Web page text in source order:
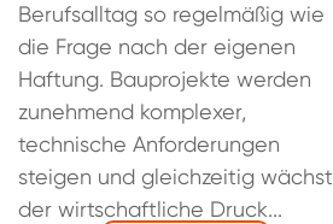
Berufsalltag so regelmäßig wie
die Frage nach der eigenen
Haftung. Bauprojekte werden
zunehmend komplexer,
technische Anforderungen
steigen und gleichzeitig wächst
der wirtschaftliche Druck...